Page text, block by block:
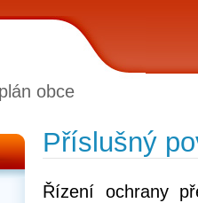
obce
Příslušný
Řízení ochrany